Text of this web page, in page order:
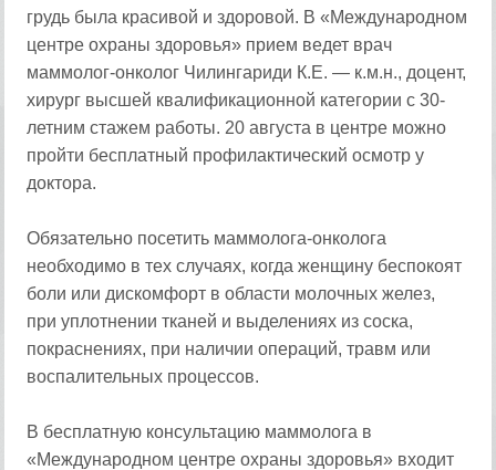
грудь была красивой и здоровой. В «Международном
центре охраны здоровья» прием ведет врач
маммолог-онколог Чилингариди К.Е. — к.м.н., доцент,
хирург высшей квалификационной категории с 30-
летним стажем работы. 20 августа в центре можно
пройти бесплатный профилактический осмотр у
доктора.
Обязательно посетить маммолога-онколога
необходимо в тех случаях, когда женщину беспокоят
боли или дискомфорт в области молочных желез,
при уплотнении тканей и выделениях из соска,
покраснениях, при наличии операций, травм или
воспалительных процессов.
В бесплатную консультацию маммолога в
«Международном центре охраны здоровья» входит